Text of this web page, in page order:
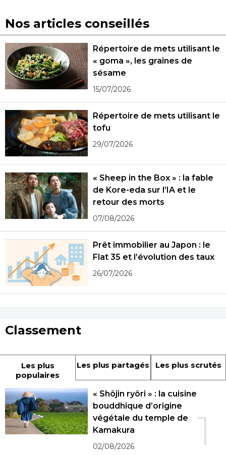
Nos articles conseillés
Répertoire de mets utilisant le
« goma », les graines de
sésame
15/07/2026
Répertoire de mets utilisant le
tofu
29/07/2026
« Sheep in the Box » : la fable
de Kore-eda sur l’IA et le
retour des morts
07/08/2026
Prêt immobilier au Japon : le
Flat 35 et l’évolution des taux
26/07/2026
Classement
Les plus
populaires
Les plus partagés Les plus scrutés
1
« Shôjin ryôri » : la cuisine
bouddhique d’origine
végétale du temple de
Kamakura
02/08/2026